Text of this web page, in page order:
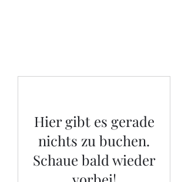
Hier gibt es gerade
nichts zu buchen.
Schaue bald wieder